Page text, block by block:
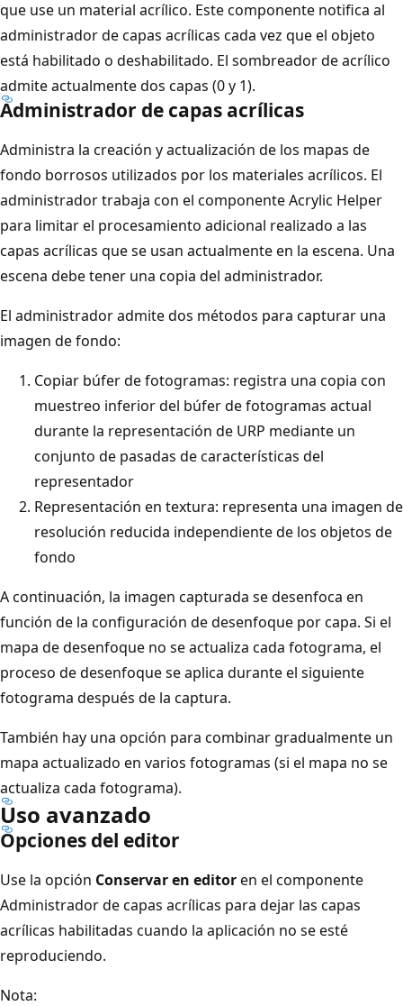
que use un material acrílico. Este componente notifica al
administrador de capas acrílicas cada vez que el objeto
está habilitado o deshabilitado. El sombreador de acrílico
admite actualmente dos capas (0 y 1).
Administrador de capas acrílicas
Administra la creación y actualización de los mapas de
fondo borrosos utilizados por los materiales acrílicos. El
administrador trabaja con el componente Acrylic Helper
para limitar el procesamiento adicional realizado a las
capas acrílicas que se usan actualmente en la escena. Una
escena debe tener una copia del administrador.
El administrador admite dos métodos para capturar una
imagen de fondo:
Copiar búfer de fotogramas: registra una copia con
muestreo inferior del búfer de fotogramas actual
durante la representación de URP mediante un
conjunto de pasadas de características del
representador
Representación en textura: representa una imagen de
resolución reducida independiente de los objetos de
fondo
A continuación, la imagen capturada se desenfoca en
función de la configuración de desenfoque por capa. Si el
mapa de desenfoque no se actualiza cada fotograma, el
proceso de desenfoque se aplica durante el siguiente
fotograma después de la captura.
También hay una opción para combinar gradualmente un
mapa actualizado en varios fotogramas (si el mapa no se
actualiza cada fotograma).
Uso avanzado
Opciones del editor
Use la opción Conservar en editoren el componente
Administrador de capas acrílicas para dejar las capas
acrílicas habilitadas cuando la aplicación no se esté
reproduciendo.
Nota: